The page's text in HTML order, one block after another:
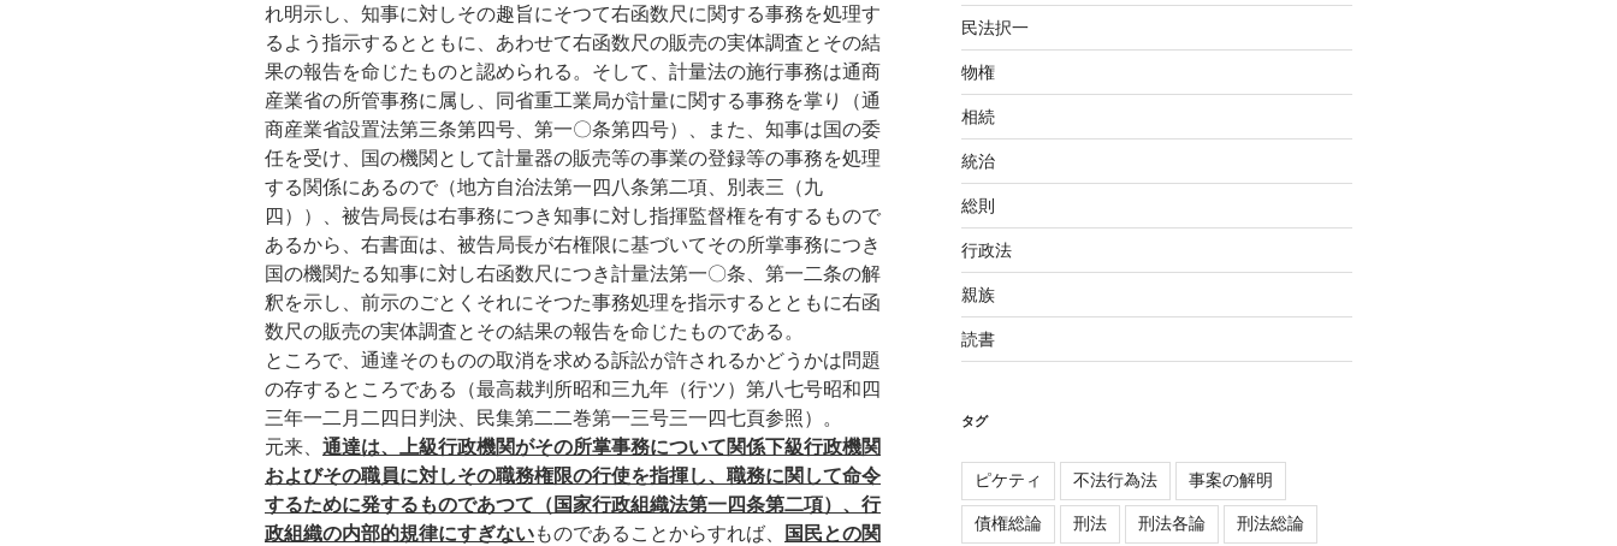
れ明示し、知事に対しその趣旨にそつて右函数尺に関する事務を処理す
るよう指示するとともに、あわせて右函数尺の販売の実体調査とその結
果の報告を命じたものと認められる。そして、計量法の施行事務は通商
産業省の所管事務に属し、同省重工業局が計量に関する事務を掌り（通
商産業省設置法第三条第四号、第一〇条第四号）、また、知事は国の委
任を受け、国の機関として計量器の販売等の事業の登録等の事務を処理
する関係にあるので（地方自治法第一四八条第二項、別表三（九
四））、被告局長は右事務につき知事に対し指揮監督権を有するもので
あるから、右書面は、被告局長が右権限に基づいてその所掌事務につき
国の機関たる知事に対し右函数尺につき計量法第一〇条、第一二条の解
釈を示し、前示のごとくそれにそつた事務処理を指示するとともに右函
数尺の販売の実体調査とその結果の報告を命じたものである。
ところで、通達そのものの取消を求める訴訟が許されるかどうかは問題
の存するところである（最高裁判所昭和三九年（行ツ）第八七号昭和四
三年一二月二四日判決、民集第二二巻第一三号三一四七頁参照）。
元来、 通達は、上級行政機関がその所掌事務について関係下級行政機関
およびその職員に対しその職務権限の行使を指揮し、職務に関して命令
するために発するものであつて（国家行政組織法第一四条第二項）、行
政組織の内部的規律にすぎないものであることからすれば、
国民との関
民法択一
物権
相続
統治
総則
行政法
親族
読書
タグ
ピケティ 不法行為法 事案の解明
債権総論 刑法 刑法各論 刑法総論